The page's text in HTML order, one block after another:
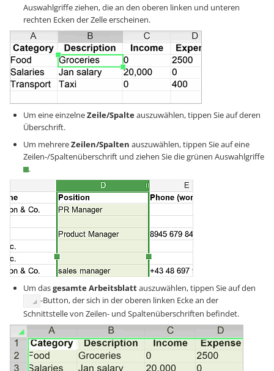
Auswahlgriffe ziehen, die an den oberen linken und unteren
rechten Ecken der Zelle erscheinen.
Um eine einzelneZeile/Spalteauszuwählen, tippen Sie auf deren
Überschrift.
Um mehrereZeilen/Spalten auszuwählen, tippen Sie auf eine
Zeilen-/Spaltenüberschrift und ziehen Sie die grünen Auswahlgriffe
.
Um dasgesamte Arbeitsblattauszuwählen, tippen Sie auf den
-Button, der sich in der oberen linken Ecke an der
Schnittstelle von Zeilen- und Spaltenüberschriften befindet.